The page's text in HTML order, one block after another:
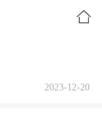
2023-12-20